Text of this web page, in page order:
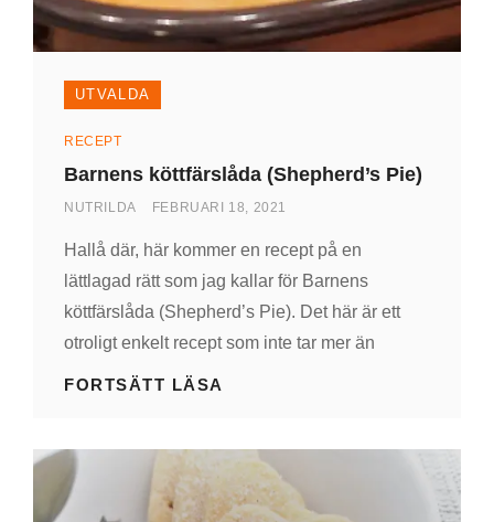
UTVALDA
Kategorier
RECEPT
Barnens köttfärslåda (Shepherd’s Pie)
AV
NUTRILDA
PUBLICERAD
FEBRUARI 18, 2021
Hallå där, här kommer en recept på en
lättlagad rätt som jag kallar för Barnens
köttfärslåda (Shepherd’s Pie). Det här är ett
otroligt enkelt recept som inte tar mer än
FORTSÄTT LÄSA
PIE)